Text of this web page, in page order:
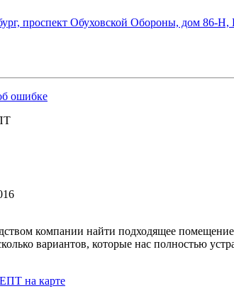
проспект Обуховской Обороны, дом 86-
ошибке
компании найти подходящее
вариантов, которые нас полностью